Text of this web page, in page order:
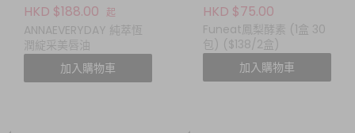
HKD $188.00 起
ANNAEVERYDAY 純萃恆
潤綻采美唇油
加入購物車
HKD $75.00
Funeat鳳梨酵素 (1盒 30
包) ($138/2盒)
加入購物車